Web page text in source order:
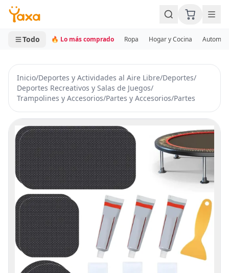
MINI CARRITO
0 productos
Todo 🔥 Lo más comprado Ropa Hogar y Cocina
Inicio/Deportes y Actividades al Aire Libre/Deportes/
Deportes Recreativos y Salas de Juegos/
Trampolines y Accesorios/Partes y Accesorios/Partes